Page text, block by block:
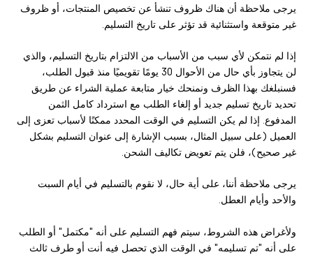
يرجى ملاحظة أن هناك ظروف تنشأ عن تخصيص المنتجات، أو ظروف
غير متوقعة واستثنائية قد تؤثر على تاريخ التسليم.
إذا لم نتمكن لأي سبب من الأسباب من الالتزام بتاريخ التسليم، والذي
لن يتجاوز بأي حال من الأحوال 30 يومًا تقويميًا منذ قبول الطلب،
فسنبلغك بهذا الظرف ونمنحك خيار متابعة عملية الشراء عن طريق
تحديد تاريخ تسليم جديد أو إلغاء الطلب مع استرداد كامل الثمن
المدفوع. إذا لم يكن التسليم في الوقت المحدد ممكنًا لأسباب تعزى إلى
العميل (على سبيل المثال، بسبب الإشارة إلى عنوان التسليم بشكل
غير صحيح)، فلن يتم تعويض تكاليف الشحن.
يرجى ملاحظة أننا، على أية حال، لا نقوم بالتسليم في أيام السبت
والأحد وأيام العطل.
ولأغراض هذه الشروط، سيتم فهم التسليم على أنه "مكتمل" أو الطلب
على أنه "تم تسليمه" في الوقت الذي تحصل فيه أنت أو طرف ثالث